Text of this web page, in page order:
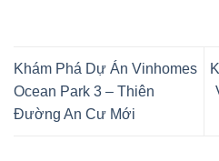
Khám Phá Dự Án Vinhomes
Ocean Park 3 – Thiên
Đường An Cư Mới